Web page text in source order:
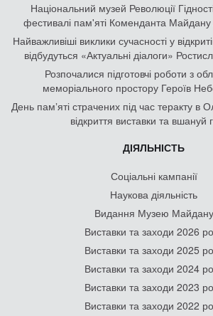
Національний музей Революції
фестивалі пам'яті Коменданта Майдану
Найважливіші виклики сучасності у
відбудуться «Актуальні діалоги»
Розпочалися підготовчі роботи з
меморіального простору Героїв
День памʼяті страчених під час теракту в
відкриття виставки та вшануй
ДІЯЛЬНІСТЬ
Соціальні кампанії
Наукова діяльність
Видання Музею Майдану
Виставки та заходи 2026
Виставки та заходи 2025
Виставки та заходи 2024
Виставки та заходи 2023
Виставки та заходи 2022